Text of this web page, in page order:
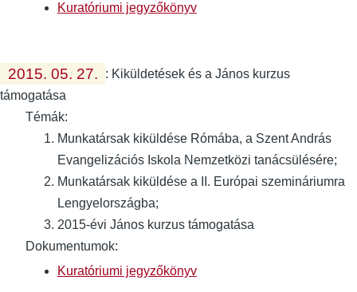
Kuratóriumi jegyzőkönyv
2015. 05. 27. : Kiküldetések és a János kurzus
támogatása
Témák:
Munkatársak kiküldése Rómába, a Szent András
Evangelizációs Iskola Nemzetközi tanácsülésére;
Munkatársak kiküldése a II. Európai szemináriumra
Lengyelországba;
2015-évi János kurzus támogatása
Dokumentumok:
Kuratóriumi jegyzőkönyv